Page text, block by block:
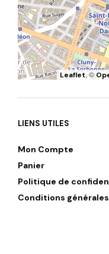
Leaflet, ©
LIENS UTILES
Mon Compte
Panier
Politique de
Conditions